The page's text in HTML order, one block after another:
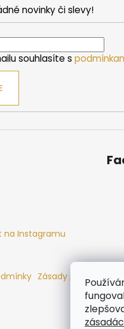
novinky či slevy!
souhlasíte s
na Instagramu
Zásady používání